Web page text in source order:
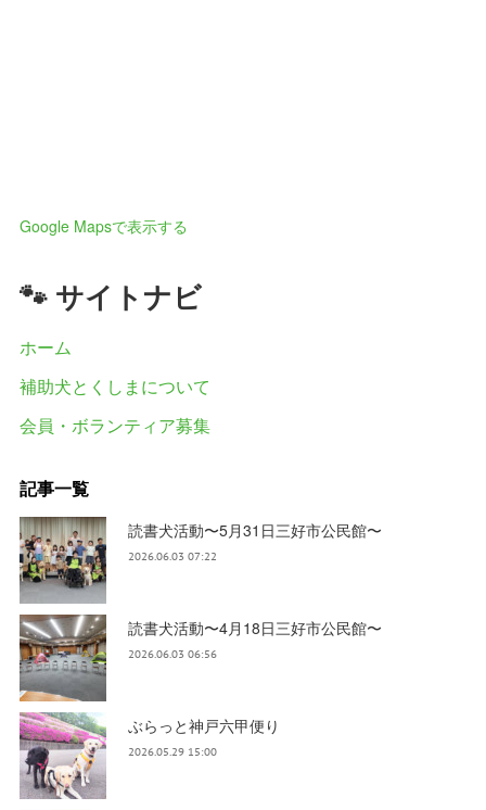
Google Mapsで表示する
🐾 サイトナビ
ホーム
補助犬とくしまについて
会員・ボランティア募集
記事一覧
読書犬活動〜5月31日三好市公民館〜
2026.06.03 07:22
読書犬活動〜4月18日三好市公民館〜
2026.06.03 06:56
ぶらっと神戸六甲便り
2026.05.29 15:00